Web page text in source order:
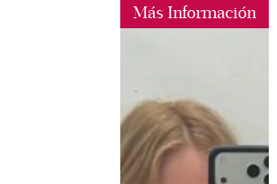
Más Información